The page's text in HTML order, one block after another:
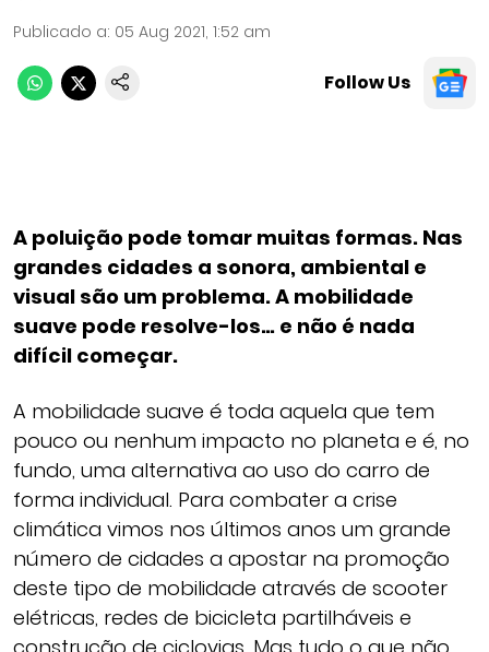
Publicado a: 05 Aug 2021, 1:52 am
Follow Us
A poluição pode tomar muitas formas. Nas
grandes cidades a sonora, ambiental e
visual são um problema. A mobilidade
suave pode resolve-los… e não é nada
difícil começar.
A mobilidade suave é toda aquela que tem
pouco ou nenhum impacto no planeta e é, no
fundo, uma alternativa ao uso do carro de
forma individual. Para combater a crise
climática vimos nos últimos anos um grande
número de cidades a apostar na promoção
deste tipo de mobilidade através de scooter
elétricas, redes de bicicleta partilháveis e